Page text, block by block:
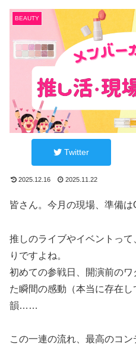
BEAUTY
Twitter
2025.12.16 2025.11.22
皆さん。今月の現場、準備は
推しのライブやイベントって
りですよね。
初めての参戦日、開演前の
た瞬間の感動（本当に存在
韻……
この一連の流れ、最高のコ